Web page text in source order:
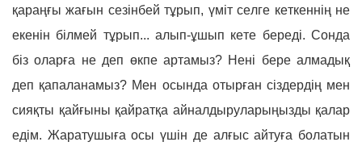
қараңғы жағын сезінбей тұрып, үміт селге кеткеннің не
екенін білмей тұрып... алып-ұшып кете береді. Сонда
біз оларға не деп өкпе артамыз? Нені бере алмадық
деп қапаланамыз? Мен осында отырған сіздердің мен
сияқты қайғыны қайратқа айналдыруларыңызды қалар
едім. Жаратушыға осы үшін де алғыс айтуға болатын